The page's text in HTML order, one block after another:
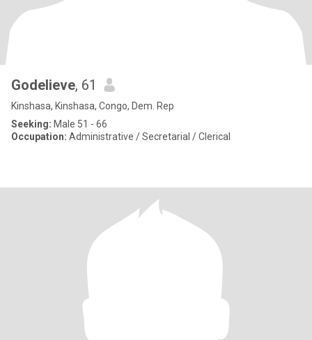
Godelieve, 61
Kinshasa, Kinshasa, Congo, Dem. Rep
Seeking: Male 51 - 66
Occupation: Administrative / Secretarial / Clerical